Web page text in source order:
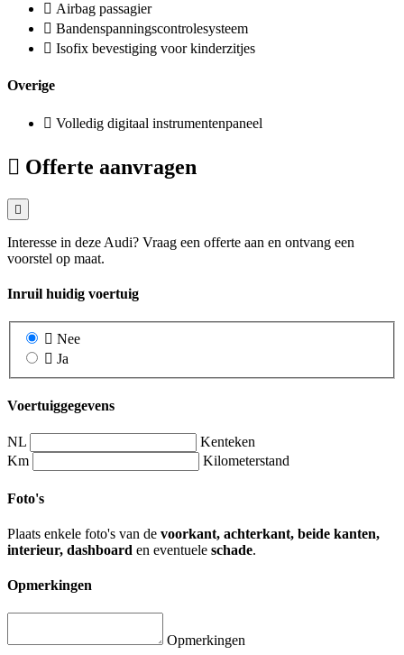
Airbag passagier
Bandenspanningscontrolesysteem
Isofix bevestiging voor kinderzitjes
Overige
Volledig digitaal instrumentenpaneel
Offerte aanvragen
Interesse in deze Audi? Vraag een offerte aan en ontvang een
voorstel op maat.
Inruil huidig voertuig
Nee
Ja
Voertuiggegevens
NL
Kenteken
Km
Kilometerstand
Foto's
Plaats enkele foto's van de voorkant, achterkant, beide kanten,
interieur, dashboard en eventuele schade.
Opmerkingen
Opmerkingen